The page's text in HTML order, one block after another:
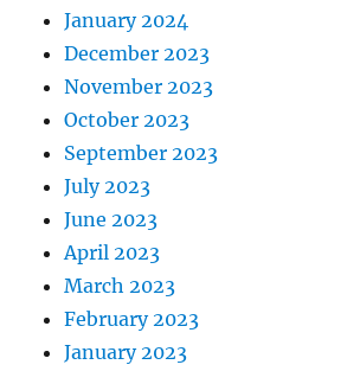
January 2024
December 2023
November 2023
October 2023
September 2023
July 2023
June 2023
April 2023
March 2023
February 2023
January 2023